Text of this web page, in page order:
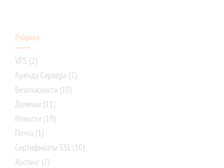
Рубрики
VPS (2)
Аренда Сервера (1)
Безопасность (10)
Домены (11)
Новости (19)
Почта (1)
Сертификаты SSL(10)
Хостинг (7)